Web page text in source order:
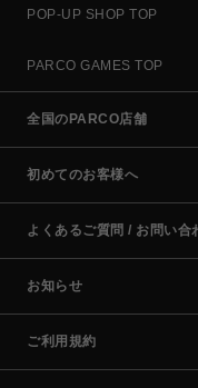
POP-UP SHOP TOP
PARCO GAMES TOP
全国のPARCO店舗
初めてのお客様へ
よくあるご質問 / お問い合
お知らせ
ご利用規約